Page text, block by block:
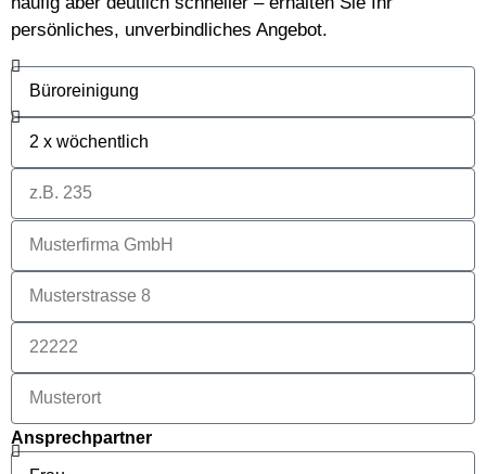
persönliches, unverbindliches Angebot.
Ansprechpartner